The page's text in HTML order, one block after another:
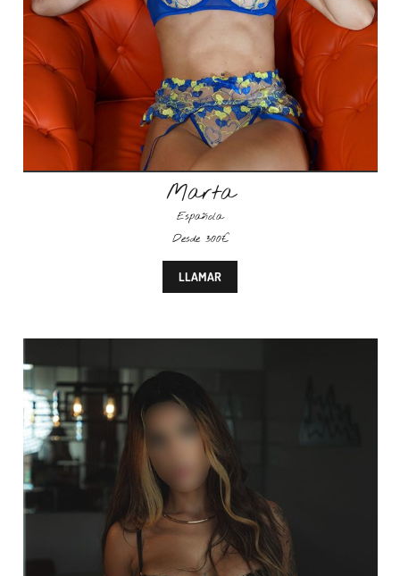
Marta
Española
Desde 300€
LLAMAR